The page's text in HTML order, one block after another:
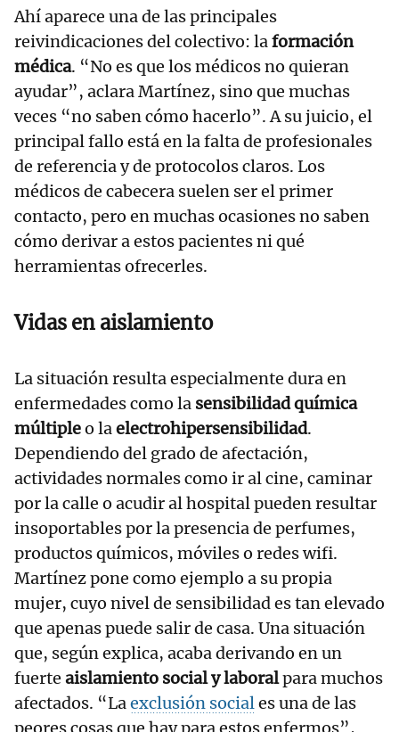
Ahí aparece una de las principales
reivindicaciones del colectivo: laformación
médica. “No es que los médicos no quieran
ayudar”, aclara Martínez, sino que muchas
veces “no saben cómo hacerlo”. A su juicio, el
principal fallo está en la falta de profesionales
de referencia y de protocolos claros. Los
médicos de cabecera suelen ser el primer
contacto, pero en muchas ocasiones no saben
cómo derivar a estos pacientes ni qué
herramientas ofrecerles.
Vidas en aislamiento
La situación resulta especialmente dura en
enfermedades como la sensibilidad química
múltipleo laelectrohipersensibilidad.
Dependiendo del grado de afectación,
actividades normales como ir al cine, caminar
por la calle o acudir al hospital pueden resultar
insoportables por la presencia de perfumes,
productos químicos, móviles o redes wifi.
Martínez pone como ejemplo a su propia
mujer, cuyo nivel de sensibilidad es tan elevado
que apenas puede salir de casa. Una situación
que, según explica, acaba derivando en un
fuerte aislamiento social y laboralpara muchos
afectados. “Laexclusión sociales una de las